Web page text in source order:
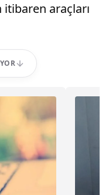
itibaren araçları